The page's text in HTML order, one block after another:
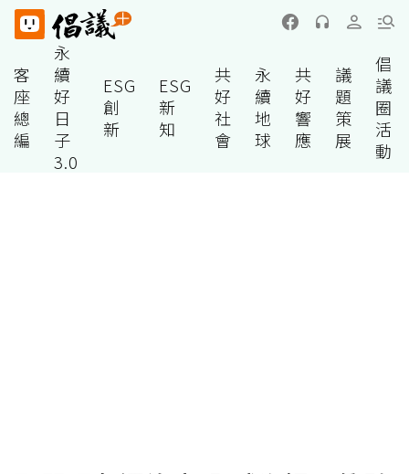
客
座
總
編
永
續
好
日
子
3.0
ESG
創
新
ESG
新
知
共
好
社
會
永
續
地
球
共
好
響
應
議
題
策
展
倡
議
圈
活
動